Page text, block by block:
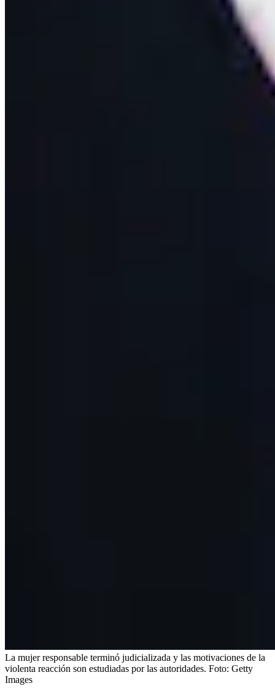
La mujer responsable terminó judicializada y las motivaciones de la
violenta reacción son estudiadas por las autoridades. Foto: Getty
Images